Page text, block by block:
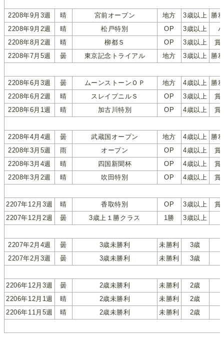
2208年9月3週 晴 宮前オープン 地方 3歳以上 勝
2208年9月2週
晴 松戸特別 OP 3歳以上
2208年8月2週
晴 柳都Ｓ OP 3歳以上
賞
2208年7月5週
曇 東京記念トライアル 地方 3歳以上 勝
2208年6月3週 曇 ムーンストーンＯＰ 地方 4歳以上 勝
2208年6月2週
晴 スレイプニルＳ OP 3歳以上
賞
2208年6月1週
晴 加古川特別 OP 4歳以上 賞
2208年4月4週 曇 武蔵国オープン 地方 4歳以上 勝
2208年3月5週
雨 オープン OP 4歳以上
賞
2208年3月4週
晴 四国新聞杯 OP 4歳以上
賞
2208年3月2週
晴 吹田特別 OP 4歳以上 賞
2207年12月3週 晴 香取特別 OP 3歳以上
賞
2207年12月2週
曇 3歳上１勝クラス 1勝 3歳以上
2207年2月4週 曇 3歳未勝利 未勝利 3歳
2207年2月3週
曇 3歳未勝利 未勝利 3歳
2206年12月3週 曇 2歳未勝利 未勝利 2歳
2206年12月1週
晴 2歳未勝利 未勝利 2歳
2206年11月5週
晴 2歳未勝利 未勝利 2歳